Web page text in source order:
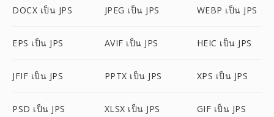
DOCX เป็น JPS JPEG เป็น JPS WEBP เป็น JPS
EPS เป็น JPS AVIF เป็น JPS HEIC เป็น JPS
JFIF เป็น JPS PPTX เป็น JPS XPS เป็น JPS
PSD เป็น JPS XLSX เป็น JPS GIF เป็น JPS